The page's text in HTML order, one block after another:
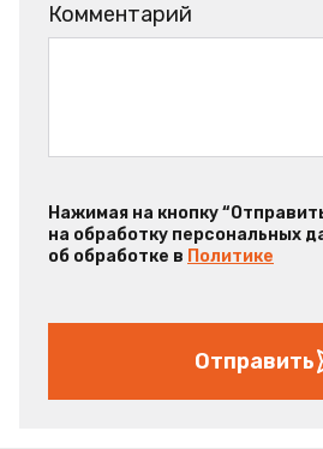
Комментарий
Нажимая на кнопку
на обработку персональных
об обработке в Политике
Отправить